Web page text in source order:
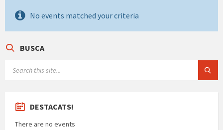
No events matched your criteria
BUSCA
DESTACATS!
There are no events